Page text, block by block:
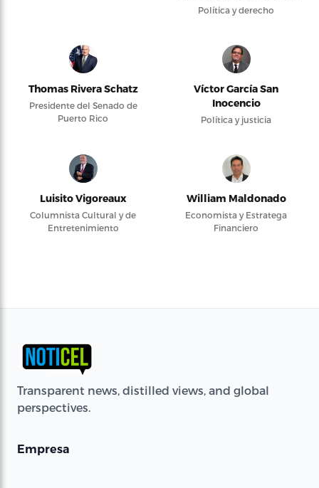
Política y derecho
Thomas Rivera Schatz
Presidente del Senado de
Puerto Rico
Víctor García San
Inocencio
Política y justicia
Luisito Vigoreaux
Columnista Cultural y de
Entretenimiento
William Maldonado
Economista y Estratega
Financiero
Transparent news, distilled views, and global
perspectives.
Empresa